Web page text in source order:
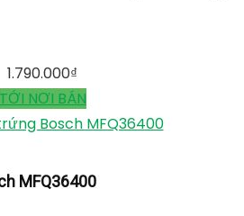
1.790.000₫
TỚI NƠI BÁN
Bosch MFQ36400